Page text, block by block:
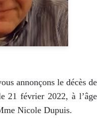
annonçons le décès de
21 février 2022, à l’âge
Nicole Dupuis.